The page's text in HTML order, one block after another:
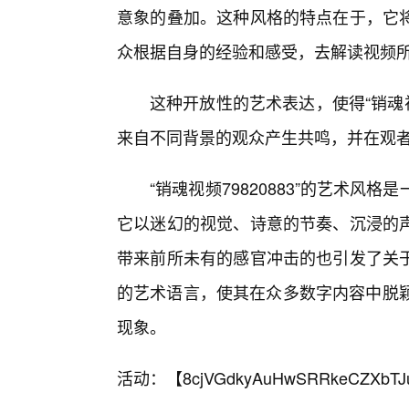
意象的叠加。这种风格的特点在于，
众根据自身的经验和感受，去解读视频
这种开放性的艺术表达，使得“销
来自不同背景的观众产生共鸣，并在观
“销魂视频79820883”的艺术风格
它以迷幻的视觉、诗意的节奏、沉浸
带来前所未有的感官冲击的也引发了
的艺术语言，使其在众多数字内容中
现象。
活动：【